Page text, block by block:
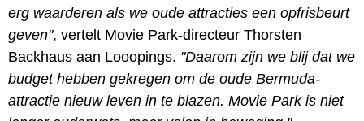
erg waarderen als we oude attracties een opfrisbeurt
geven", vertelt Movie Park-directeur Thorsten
Backhaus aan Looopings. "Daarom zijn we blij dat we
budget hebben gekregen om de oude Bermuda-
attractie nieuw leven in te blazen. Movie Park is niet